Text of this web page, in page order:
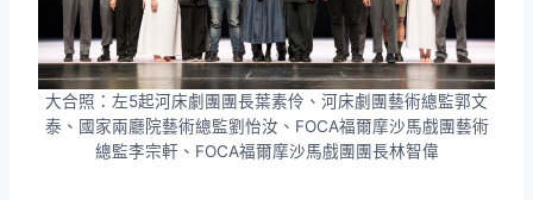
大合照：左5起河床劇團團長葉素伶、河床劇團藝術總監郭文
泰、國家兩廳院藝術總監劉怡汝、FOCA福爾摩沙馬戲團藝術
總監李宗軒、FOCA福爾摩沙馬戲團團長林智偉